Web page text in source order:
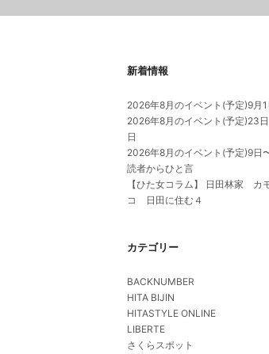
新着情報
2026年8月のイベント(予定)9月
2026年8月のイベント(予定)23
日
2026年8月のイベント(予定)9日
読者からひと言
【ひた女コラム】 日田林家 カ
コ 日田に住む４
カテゴリー
BACKNUMBER
HITA BIJIN
HITASTYLE ONLINE
LIBERTE
さくらスポット